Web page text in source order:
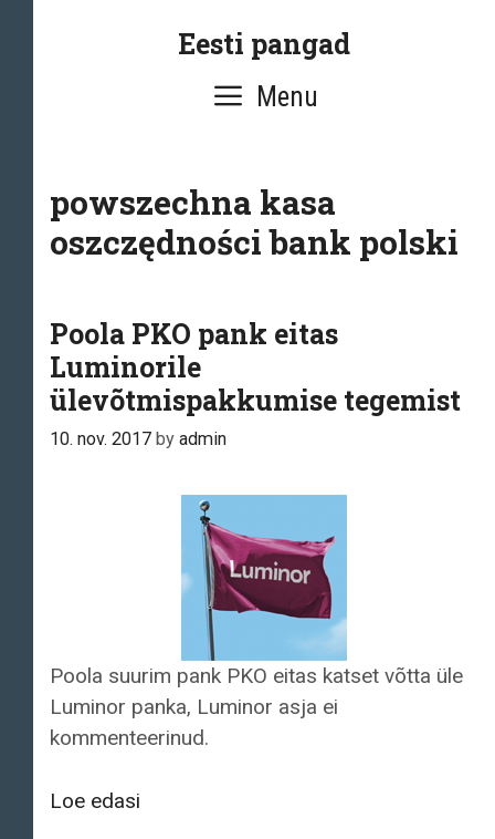
Eesti pangad
Menu
powszechna kasa
oszczędności bank polski
Poola PKO pank eitas
Luminorile
ülevõtmispakkumise tegemist
10. nov. 2017 by admin
Poola suurim pank PKO eitas katset võtta üle
Luminor panka, Luminor asja ei
kommenteerinud.
Loe edasi